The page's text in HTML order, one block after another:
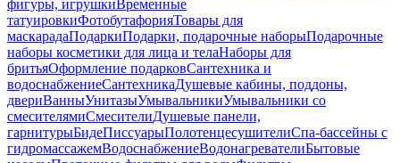
фигуры, игрушкиВременные
татуировкиФотобутафорияТовары для
маскарадаПодаркиПодарки, подарочные наборыПодарочные
наборы косметики для лица и телаНаборы для
бритьяОформление подарковСантехника и
водоснабжениеСантехникаДушевые кабины, поддоны,
двериВанныУнитазыУмывальникиУмывальники со
смесителямиСмесителиДушевые панели,
гарнитурыБидеПиссуарыПолотенцесушителиСпа-бассейны с
гидромассажемВодоснабжениеВодонагревателиБытовые